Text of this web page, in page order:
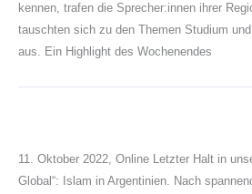
kennen, trafen die Sprecher:innen ihrer
tauschten sich zu den Themen Studium
aus. Ein Highlight des Wochenendes
11. Oktober 2022, Online Letzter Halt in
Global“: Islam in Argentinien. Nach